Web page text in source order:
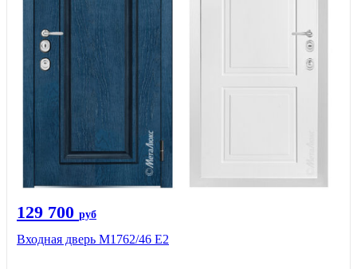
129 700 руб
Входная дверь М1762/46 Е2